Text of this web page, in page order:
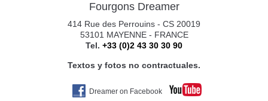
CARAVANAS EUROPEAS PAMPLONA S.
POL. CIUDAD D. TRANSP. C/RIO ARGA 2
31119 IMARCOAIN (PAMPLONA)
Tel. +34 675 945 483
Fourgons Dreamer
414 Rue des Perrouins - CS 20019
53101 MAYENNE - FRANCE
Tel. +33 (0)2 43 30 30 90
Textos y fotos no contractuales.
Dreamer on Facebook